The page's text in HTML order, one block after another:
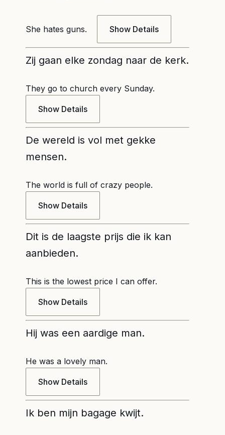
She hates guns. Show Details
Zij gaan elke zondag naar de kerk.
They go to church every Sunday.
Show Details
De wereld is vol met gekke
mensen.
The world is full of crazy people.
Show Details
Dit is de laagste prijs die ik kan
aanbieden.
This is the lowest price I can offer.
Show Details
Hij was een aardige man.
He was a lovely man.
Show Details
Ik ben mijn bagage kwijt.